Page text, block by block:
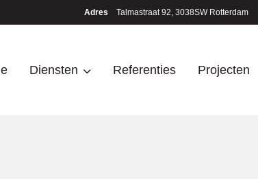
Adres Talmastraat 92, 3038SW Rotterdam
Diensten Referenties Projecten